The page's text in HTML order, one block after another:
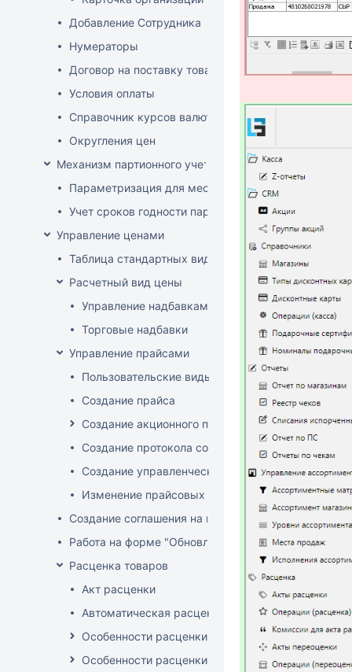
Добавление Сотрудника
Нумераторы
Договор на поставку товаров (форма)
Условия оплаты
Справочник курсов валют
Округления цен
Механизм партионного учета
Параметризация для места хранения механизма
Учет сроков годности партий
Управление ценами
Таблица стандартных видов цен
Расчетный вид цены
Управление надбавками
Торговые надбавки
Управление прайсами
Пользовательские виды цен
Создание прайса
Создание акционного прайса
Создание протокола согласования цен
Создание управленческого прайса
Изменение прайсовых цен
Создание соглашения на поставку
Работа на форме "Обновление розничных цен"
Расценка товаров
Акт расценки
Автоматическая расценка при проведении
Особенности расценки в РБ
Особенности расценки РФ